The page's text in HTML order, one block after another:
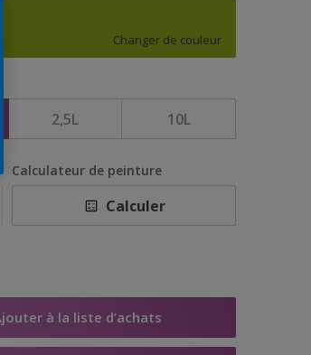
Changer de couleur
2,5L 10L
Calculateur de peinture
Calculer
à la liste d’achats